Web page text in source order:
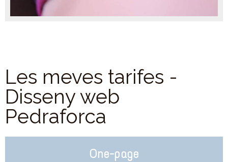
Les meves tarifes -
Disseny web
Pedraforca
One-page